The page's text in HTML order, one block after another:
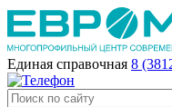
Единая справочная 8